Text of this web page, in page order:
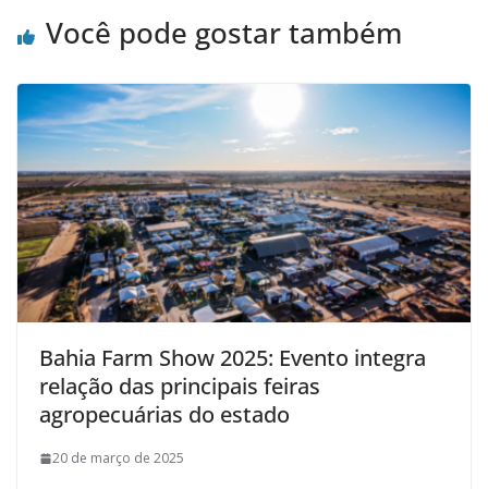
Você pode gostar também
Bahia Farm Show 2025: Evento integra
relação das principais feiras
agropecuárias do estado
20 de março de 2025